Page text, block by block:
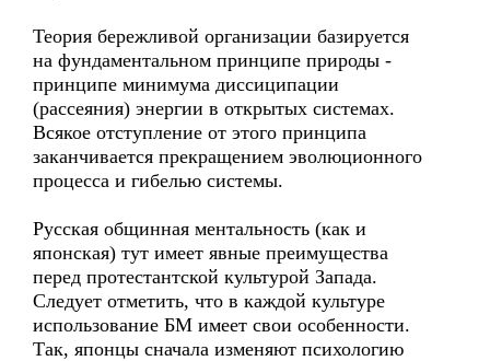
Теория бережливой организации базируется
на фундаментальном принципе природы -
принципе минимума диссиципации
(рассеяния) энергии в открытых системах.
Всякое отступление от этого принципа
заканчивается прекращением эволюционного
процесса и гибелью системы.
Русская общинная ментальность (как и
японская) тут имеет явные преимущества
перед протестантской культурой Запада.
Следует отметить, что в каждой культуре
использование БМ имеет свои особенности.
Так, японцы сначала изменяют психологию